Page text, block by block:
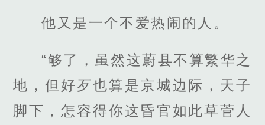
他又是一个不爱热闹的人。
“够了，虽然这蔚县不算繁华之
地，但好歹也算是京城边际，天子
脚下，怎容得你这昏官如此草菅人